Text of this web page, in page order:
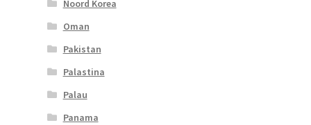
Noord Korea
Oman
Pakistan
Palastina
Palau
Panama